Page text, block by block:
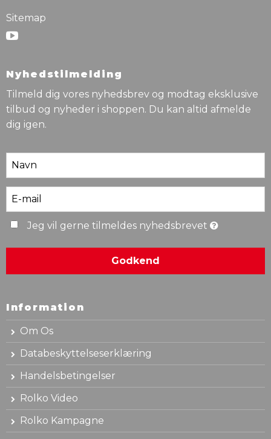
Sitemap
Nyhedstilmelding
Tilmeld dig vores nyhedsbrev og modtag eksklusive
tilbud og nyheder i shoppen. Du kan altid afmelde
dig igen.
Jeg vil gerne tilmeldes nyhedsbrevet
Godkend
Information
Om Os
Databeskyttelseserklæring
Handelsbetingelser
Rolko Video
Rolko Kampagne